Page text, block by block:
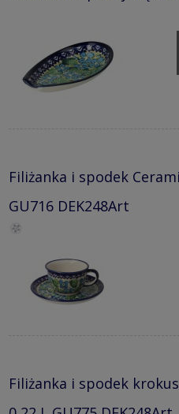
Filiżanka i spodek
GU716 DEK248Art
Filiżanka i spodek